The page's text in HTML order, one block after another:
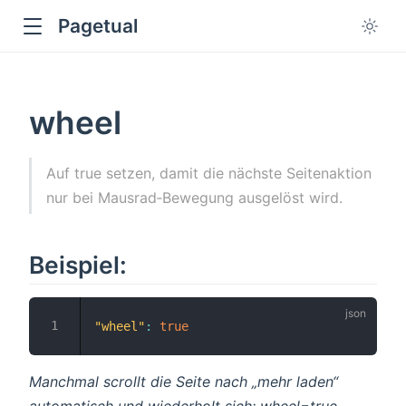
Pagetual
wheel
Auf true setzen, damit die nächste Seitenaktion
nur bei Mausrad‑Bewegung ausgelöst wird.
Beispiel:
"wheel" : true
Manchmal scrollt die Seite nach „mehr laden“